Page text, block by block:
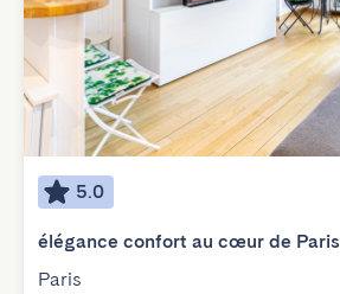
5.0
élégance confort au cœur de Paris
Paris